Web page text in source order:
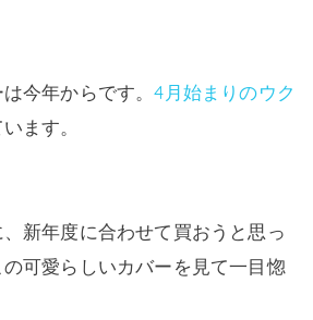
今年からです。4月始まりのウク
ます。
新年度に合わせて買おうと思っ
可愛らしいカバーを見て一目惚